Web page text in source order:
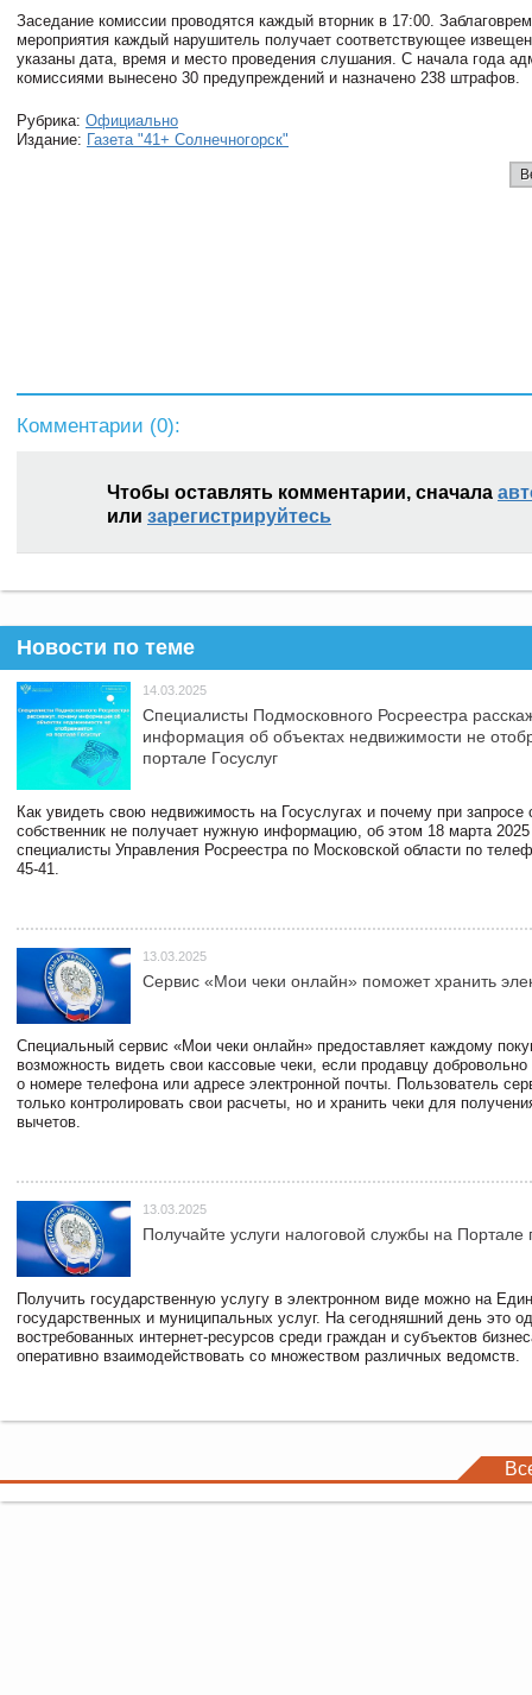
Заседание комиссии проводятся каждый вторник в 17:00.
мероприятия каждый нарушитель получает соответствующее
указаны дата, время и место проведения слушания. С начала года
комиссиями вынесено 30 предупреждений и назначено 238 штрафов.
Рубрика: Официально
Издание: Газета "41+ Солнечногорск"
Комментарии (0):
Чтобы оставлять комментарии, сначала
или зарегистрируйтесь
Новости по теме
14.03.2025
Специалисты Подмосковного Росреестра
информация об объектах недвижимости не
портале Госуслуг
Как увидеть свою недвижимость на Госуслугах и почему при запросе
собственник не получает нужную информацию, об этом 18 марта 2025
специалисты Управления Росреестра по Московской области по
45-41.
13.03.2025
Сервис «Мои чеки онлайн» поможет хранить
Специальный сервис «Мои чеки онлайн» предоставляет каждому
возможность видеть свои кассовые чеки, если продавцу
о номере телефона или адресе электронной почты. Пользователь
только контролировать свои расчеты, но и хранить чеки для
вычетов.
13.03.2025
Получайте услуги налоговой службы на Портале
Получить государственную услугу в электронном виде можно на
государственных и муниципальных услуг. На сегодняшний день это
востребованных интернет-ресурсов среди граждан и субъектов
оперативно взаимодействовать со множеством различных ведомств.